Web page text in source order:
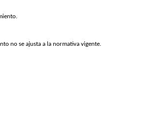
no se ajusta a la normativa vigente.